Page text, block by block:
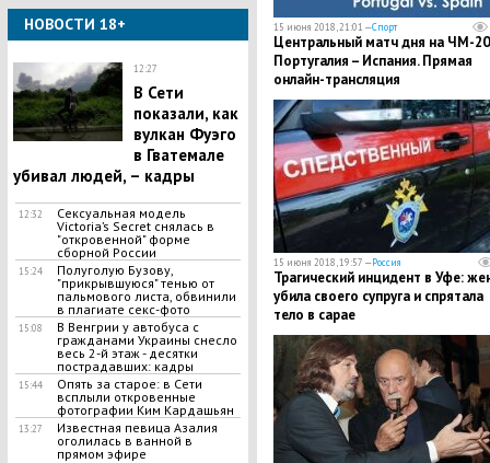
НОВОСТИ 18+
12:27
В Сети
показали, как
вулкан Фуэго
в Гватемале
убивал людей, – кадры
12:32
Сексуальная модель
Victoria’s Secret снялась в
"откровенной" форме
сборной России
15:24
Полуголую Бузову,
"прикрывшуюся" тенью от
пальмового листа, обвинили
в плагиате секс-фото
15:08
В Венгрии у автобуса с
гражданами Украины снесло
весь 2-й этаж - десятки
пострадавших: кадры
15:44
Опять за старое: в Сети
всплыли откровенные
фотографии Ким Кардашьян
13:27
Известная певица Азалия
оголилась в ванной в
прямом эфире
15 июня 2018, 21:01 —Спорт
Центральный матч дня на ЧМ-
Португалия – Испания. Прямая
онлайн-трансляция
15 июня 2018, 19:57 —Россия
Трагический инцидент в Уфе:
убила своего супруга и спрятала
тело в сарае